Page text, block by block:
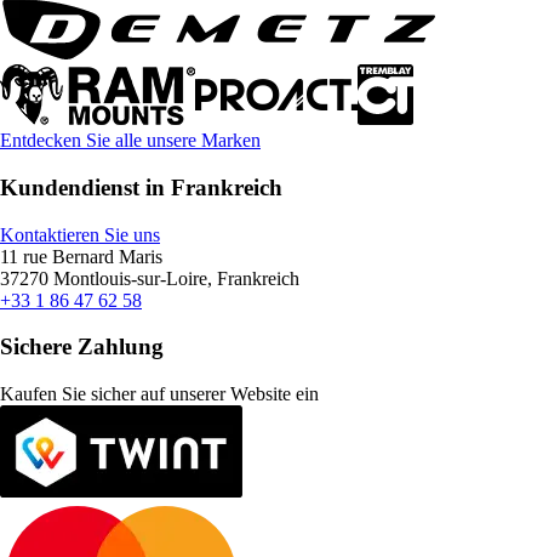
Entdecken Sie alle unsere Marken
Kundendienst in Frankreich
Kontaktieren Sie uns
11 rue Bernard Maris
37270 Montlouis-sur-Loire, Frankreich
+33 1 86 47 62 58
Sichere Zahlung
Kaufen Sie sicher auf unserer Website ein